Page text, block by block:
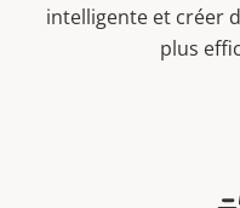
intelligente et créer
plus